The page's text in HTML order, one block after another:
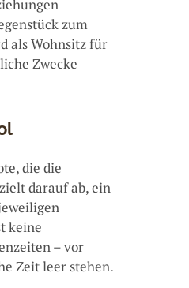
zum
als Wohnsitz für
Zwecke
die die
darauf ab, ein
keine
– vor
Zeit leer stehen.